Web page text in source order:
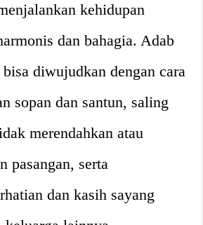
kehidupan
dan bahagia. Adab
diwujudkan dengan cara
sopan dan santun, saling
merendahkan atau
pasangan, serta
dan kasih sayang